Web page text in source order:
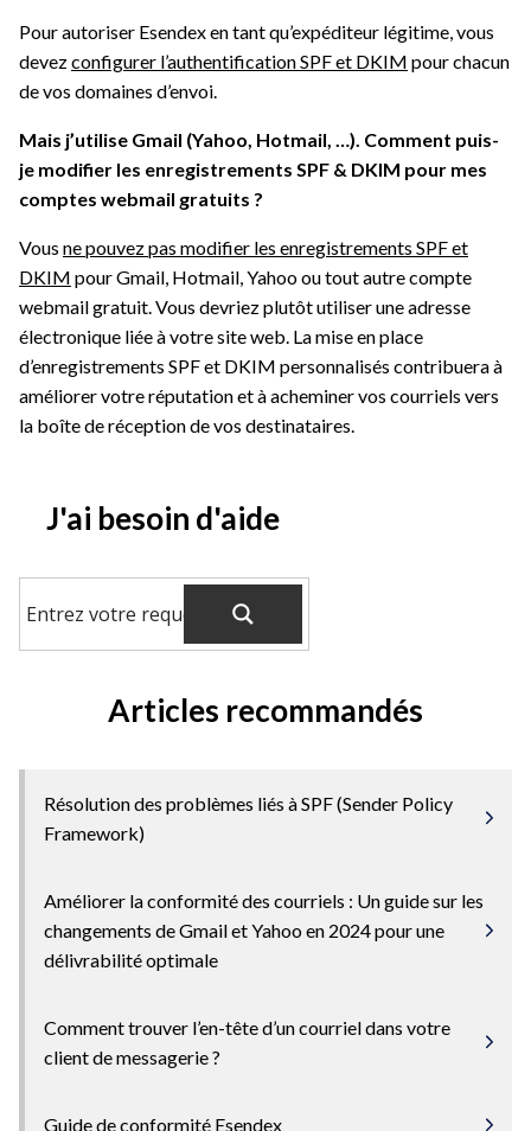
Pour autoriser Esendex en tant qu’expéditeur légitime, vous
devezconfigurer l’authentification SPF et DKIM pour chacun
de vos domaines d’envoi.
Mais j’utilise Gmail (Yahoo, Hotmail, …). Comment puis-
je modifier les enregistrements SPF & DKIM pour mes
comptes webmail gratuits ?
Vous ne pouvez pas modifier les enregistrements SPF et
DKIM pour Gmail, Hotmail, Yahoo ou tout autre compte
webmail gratuit. Vous devriez plutôt utiliser une adresse
électronique liée à votre site web. La mise en place
d’enregistrements SPF et DKIM personnalisés contribuera à
améliorer votre réputation et à acheminer vos courriels vers
la boîte de réception de vos destinataires.
J'ai besoin d'aide
Articles recommandés
Résolution des problèmes liés à SPF (Sender Policy
Framework)
Améliorer la conformité des courriels : Un guide sur les
changements de Gmail et Yahoo en 2024 pour une
délivrabilité optimale
Comment trouver l’en-tête d’un courriel dans votre
client de messagerie ?
Guide de conformité Esendex